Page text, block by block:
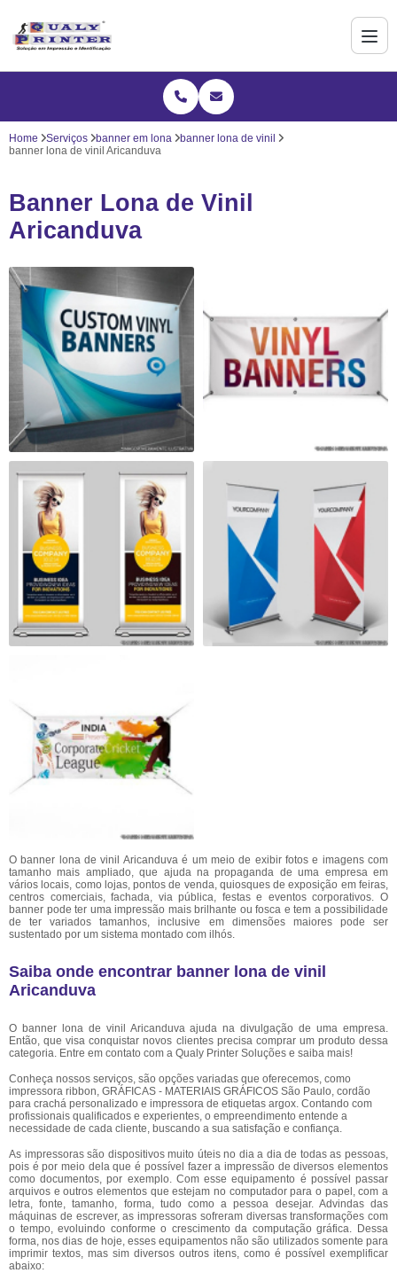
Home Serviços banner em lona
banner lona de vinil
banner lona de vinil Aricanduva
Banner Lona de Vinil
Aricanduva
O banner lona de vinil Aricanduva é um meio de exibir fotos e imagens com
tamanho mais ampliado, que ajuda na propaganda de uma empresa em
vários locais, como lojas, pontos de venda, quiosques de exposição em feiras,
centros comerciais, fachada, via pública, festas e eventos corporativos. O
banner pode ter uma impressão mais brilhante ou fosca e tem a possibilidade
de ter variados tamanhos, inclusive em dimensões maiores pode ser
sustentado por um sistema montado com ilhós.
Saiba onde encontrar banner lona de vinil
Aricanduva
O banner lona de vinil Aricanduva ajuda na divulgação de uma empresa.
Então, que visa conquistar novos clientes precisa comprar um produto dessa
categoria. Entre em contato com a Qualy Printer Soluções e saiba mais!
Conheça nossos serviços, são opções variadas que oferecemos, como
impressora ribbon, GRÁFICAS - MATERIAIS GRÁFICOS São Paulo, cordão
para crachá personalizado e impressora de etiquetas argox. Contando com
profissionais qualificados e experientes, o empreendimento entende a
necessidade de cada cliente, buscando a sua satisfação e confiança.
As impressoras são dispositivos muito úteis no dia a dia de todas as pessoas,
pois é por meio dela que é possível fazer a impressão de diversos elementos
como documentos, por exemplo. Com esse equipamento é possível passar
arquivos e outros elementos que estejam no computador para o papel, com a
letra, fonte, tamanho, forma, tudo como a pessoa desejar. Advindas das
máquinas de escrever, as impressoras sofreram diversas transformações com
o tempo, evoluindo conforme o crescimento da computação gráfica. Dessa
forma, nos dias de hoje, esses equipamentos não são utilizados somente para
imprimir textos, mas sim diversos outros itens, como é possível exemplificar
abaixo: